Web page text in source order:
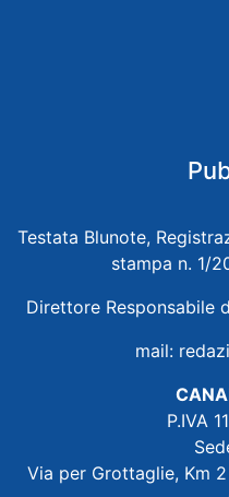
Testata Blunote,
stampa n. 1/
Direttore Responsabile
mail:
P.IVA
Via per Grottaglie, Km